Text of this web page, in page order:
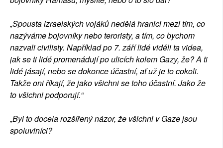
„Spousta izraelských vojáků nedělá hranici mezi tím, co
nazýváme bojovníky nebo teroristy, a tím, co bychom
nazvali civilisty. Například po 7. září lidé viděli ta videa,
jak se ti lidé promenádují po ulicích kolem Gazy, že? A ti
lidé jásají, nebo se dokonce účastní, ať už je to cokoli.
Takže oni říkají, že jako všichni se toho účastní. Jako že
to všichni podporují.“
„Byl to docela rozšířený názor, že všichni v Gaze jsou
spoluviníci?